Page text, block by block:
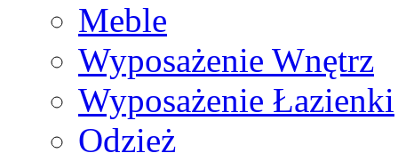
Meble
Wyposażenie Wnętrz
Wyposażenie Łazienki
Odzież